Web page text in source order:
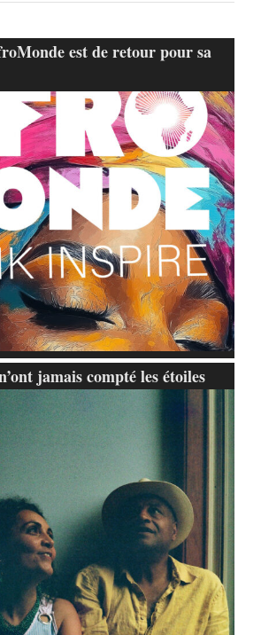
est de retour pour sa
jamais compté les étoiles